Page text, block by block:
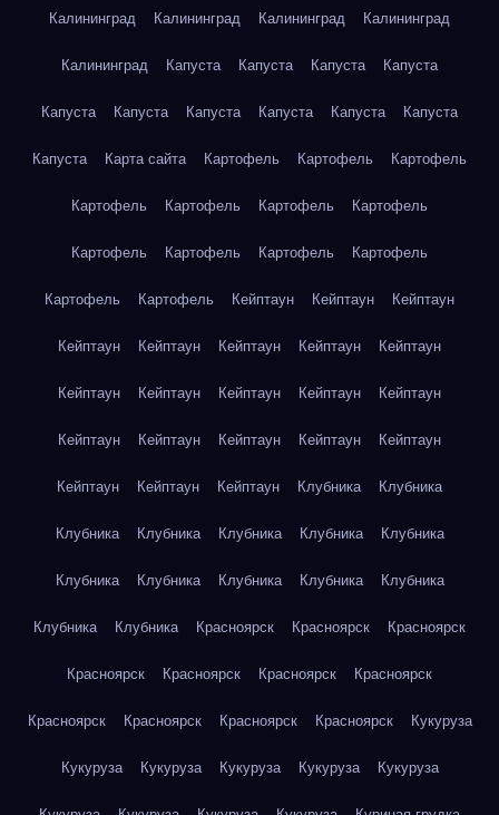
Калининград Калининград Калининград Калининград
Калининград Капуста Капуста Капуста Капуста
Капуста Капуста Капуста Капуста Капуста Капуста
Капуста Карта сайта Картофель Картофель Картофель
Картофель Картофель Картофель Картофель
Картофель Картофель Картофель Картофель
Картофель Картофель Кейптаун Кейптаун Кейптаун
Кейптаун Кейптаун Кейптаун Кейптаун Кейптаун
Кейптаун Кейптаун Кейптаун Кейптаун Кейптаун
Кейптаун Кейптаун Кейптаун Кейптаун Кейптаун
Кейптаун Кейптаун Кейптаун Клубника Клубника
Клубника Клубника Клубника Клубника Клубника
Клубника Клубника Клубника Клубника Клубника
Клубника Клубника Красноярск Красноярск Красноярск
Красноярск Красноярск Красноярск Красноярск
Красноярск Красноярск Красноярск Красноярск Кукуруза
Кукуруза Кукуруза Кукуруза Кукуруза Кукуруза